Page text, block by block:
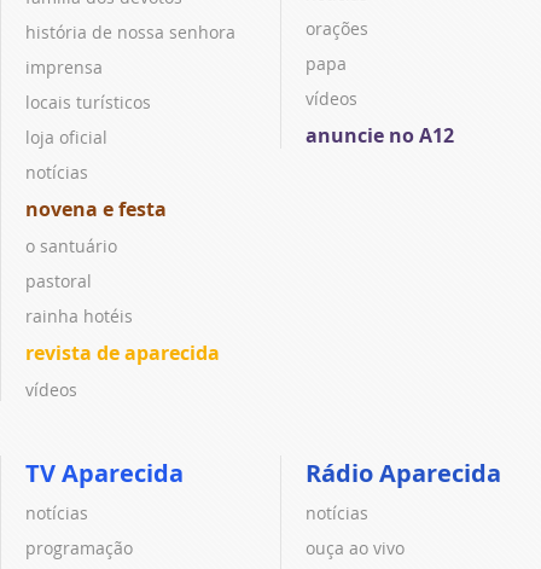
história de nossa senhora
imprensa
locais turísticos
loja oficial
notícias
novena e festa
o santuário
pastoral
rainha hotéis
revista de aparecida
vídeos
orações
papa
vídeos
anuncie no A12
TV Aparecida
notícias
programação
Rádio Aparecida
notícias
ouça ao vivo